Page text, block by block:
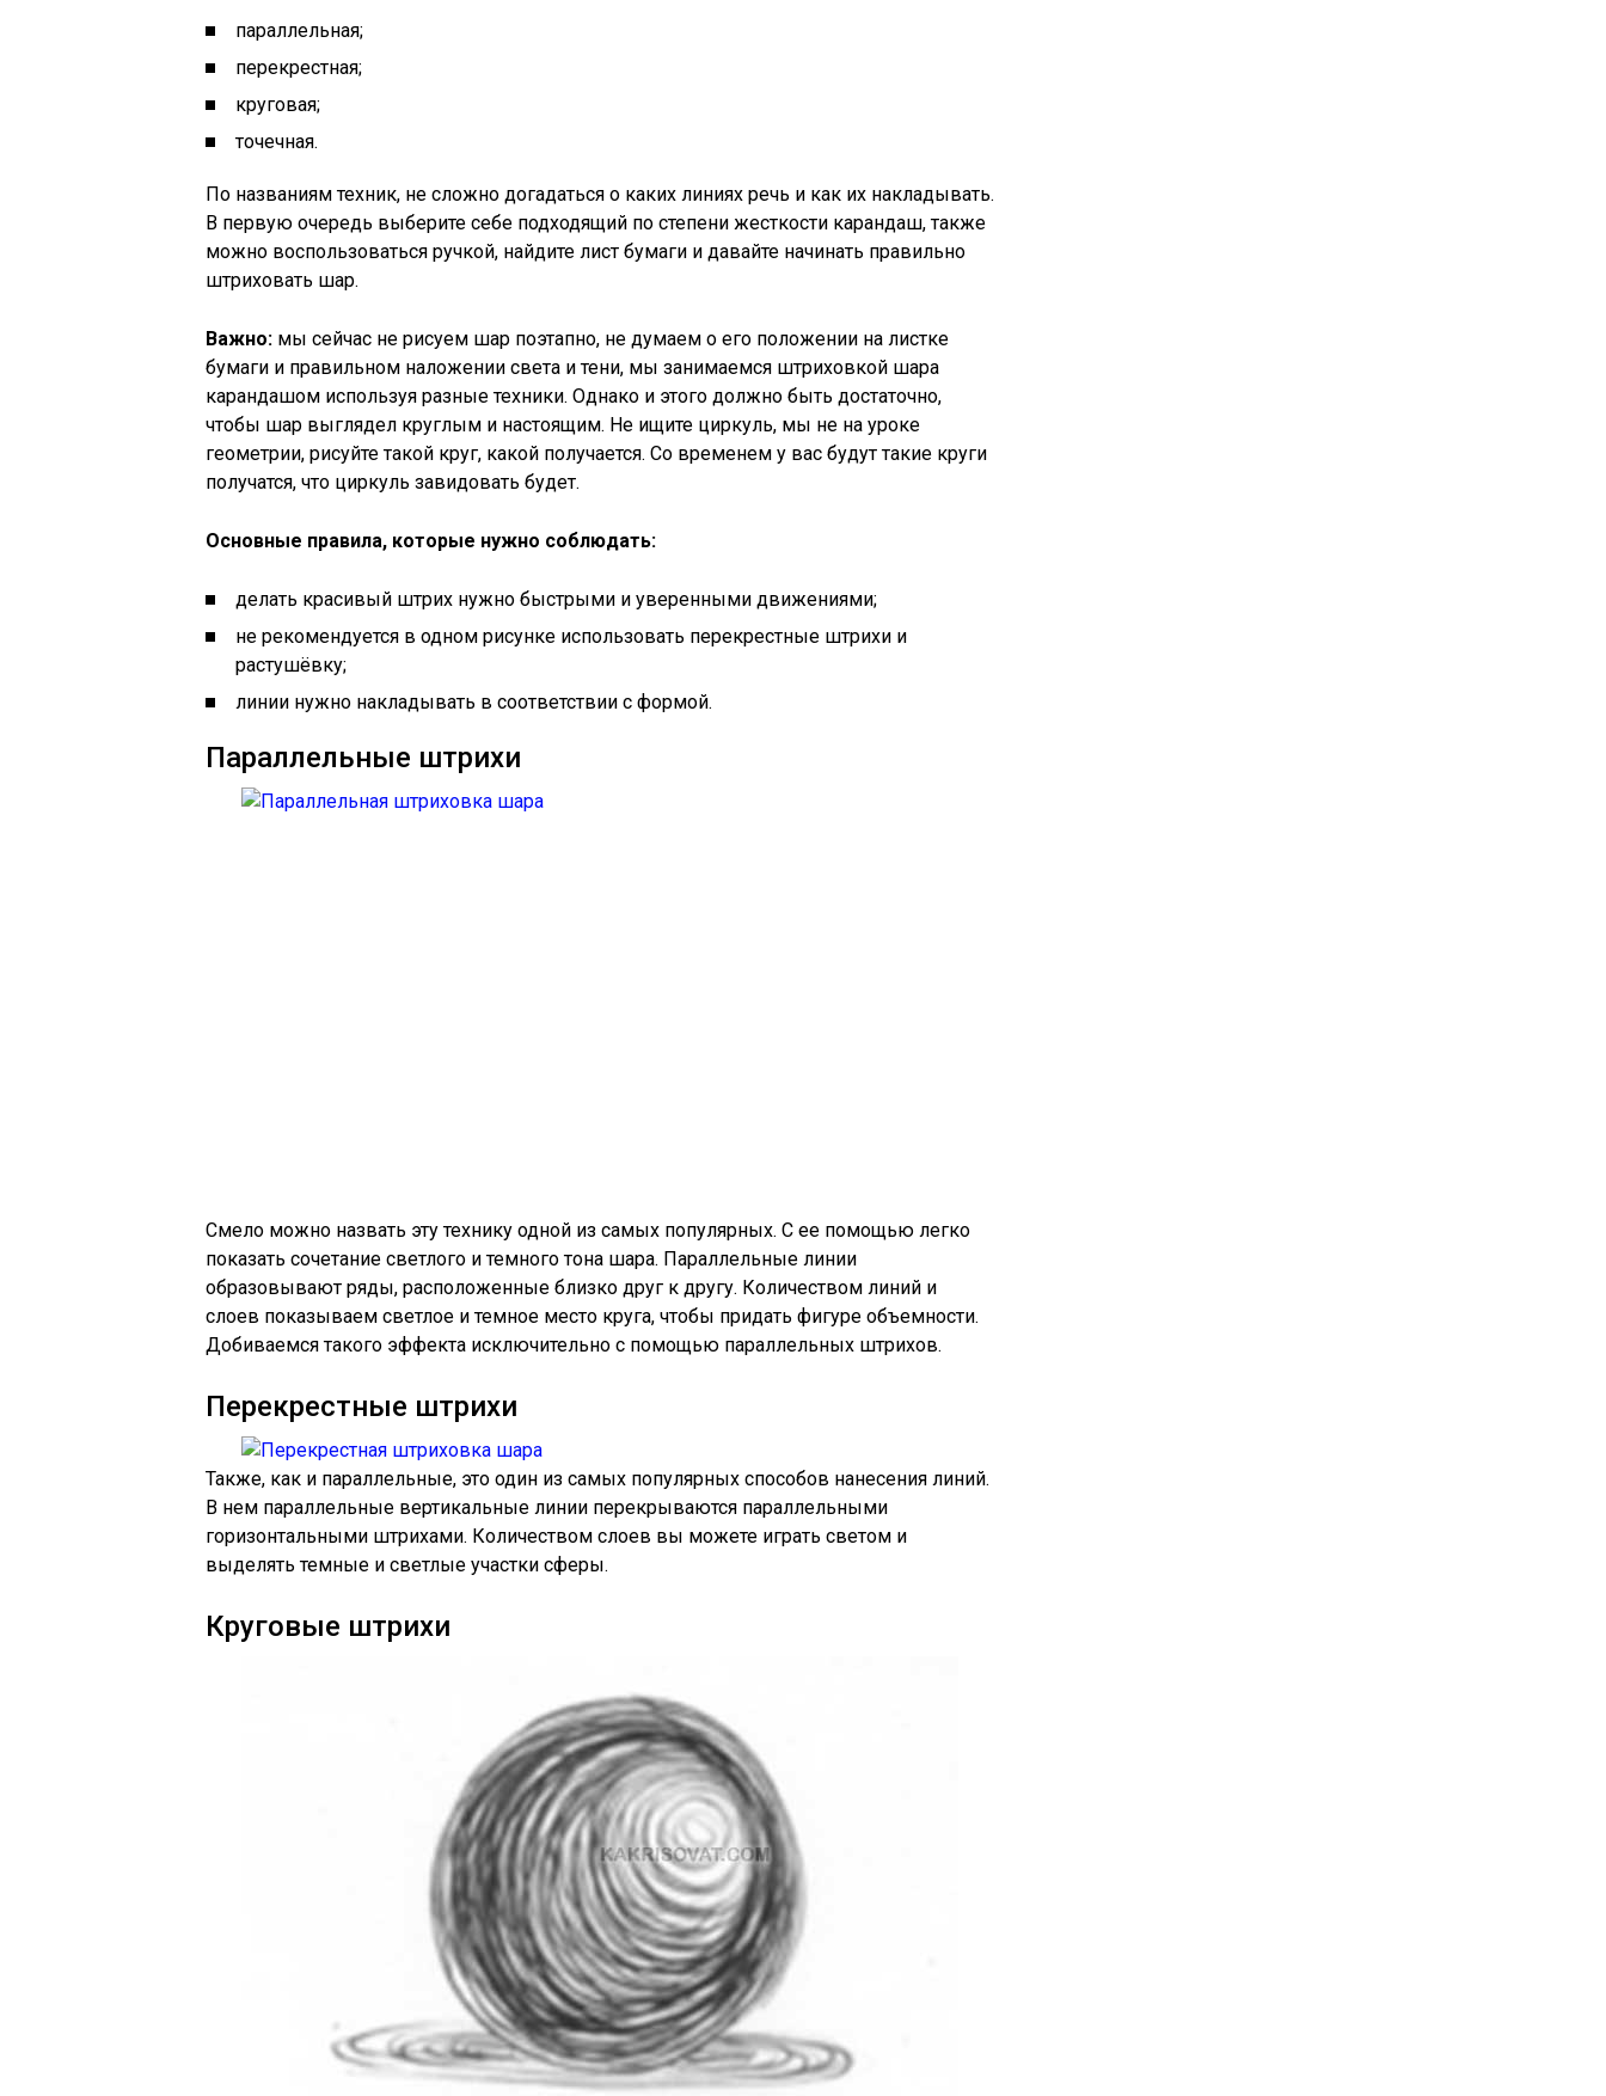
параллельная;
перекрестная;
круговая;
точечная.
По названиям техник, не сложно догадаться о каких линиях речь и как их накладывать.
В первую очередь выберите себе подходящий по степени жесткости карандаш, также
можно воспользоваться ручкой, найдите лист бумаги и давайте начинать правильно
штриховать шар.
Важно: мы сейчас не рисуем шар поэтапно, не думаем о его положении на листке
бумаги и правильном наложении света и тени, мы занимаемся штриховкой шара
карандашом используя разные техники. Однако и этого должно быть достаточно,
чтобы шар выглядел круглым и настоящим. Не ищите циркуль, мы не на уроке
геометрии, рисуйте такой круг, какой получается. Со временем у вас будут такие круги
получатся, что циркуль завидовать будет.
Основные правила, которые нужно соблюдать:
делать красивый штрих нужно быстрыми и уверенными движениями;
не рекомендуется в одном рисунке использовать перекрестные штрихи и
растушёвку;
линии нужно накладывать в соответствии с формой.
Параллельные штрихи
Смело можно назвать эту технику одной из самых популярных. С ее помощью легко
показать сочетание светлого и темного тона шара. Параллельные линии
образовывают ряды, расположенные близко друг к другу. Количеством линий и
слоев показываем светлое и темное место круга, чтобы придать фигуре объемности.
Добиваемся такого эффекта исключительно с помощью параллельных штрихов.
Перекрестные штрихи
Также, как и параллельные, это один из самых популярных способов нанесения линий.
В нем параллельные вертикальные линии перекрываются параллельными
горизонтальными штрихами. Количеством слоев вы можете играть светом и
выделять темные и светлые участки сферы.
Круговые штрихи